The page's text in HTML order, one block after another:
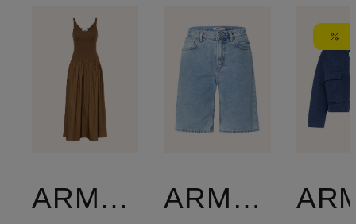
ARMEDANGELS
ARMEDANGELS